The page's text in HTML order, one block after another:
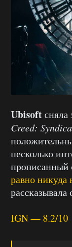
Ubisoftсняла
Creed:
несколько
прописанный
равно никуда
IGN — 8.2/10